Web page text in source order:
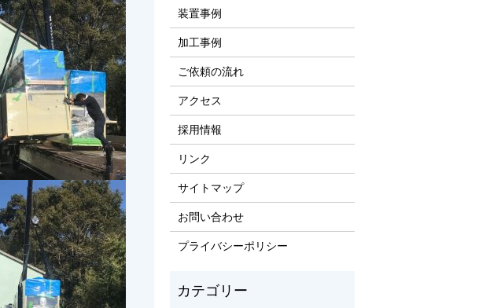
装置事例
加工事例
ご依頼の流れ
アクセス
採用情報
リンク
サイトマップ
お問い合わせ
プライバシーポリシー